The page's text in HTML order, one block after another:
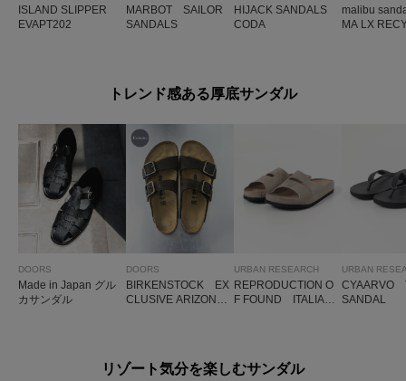
ISLAND SLIPPER
EVAPT202
MARBOT SAILOR
SANDALS
HIJACK SANDALS
CODA
malibu
MA LX
トレンド感ある厚底サンダル
DOORS
Made in Japan グル
カサンダル
DOORS
BIRKENSTOCK EX
CLUSIVE ARIZONA
URBAN RESEARCH
REPRODUCTION O
F FOUND ITALIAN
URBAN
CYAARVO
SANDAL
リゾート気分を楽しむサンダル